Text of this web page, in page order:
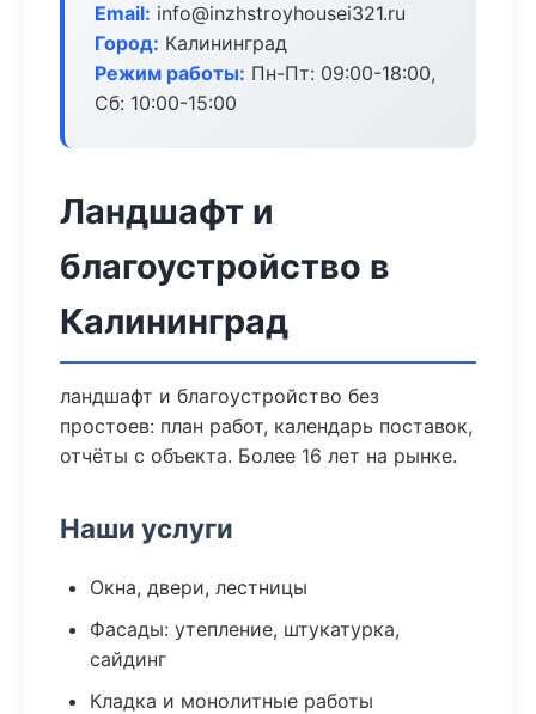
Email: info@inzhstroyhousei321.ru
Город: Калининград
Режим работы: Пн-Пт: 09:00-18:00,
Сб: 10:00-15:00
Ландшафт и
благоустройство в
Калининград
ландшафт и благоустройство без
простоев: план работ, календарь поставок,
отчёты с объекта. Более 16 лет на рынке.
Наши услуги
Окна, двери, лестницы
Фасады: утепление, штукатурка,
сайдинг
Кладка и монолитные работы